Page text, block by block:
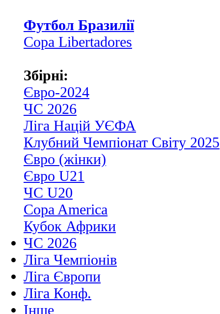
Футбол Бразилії
Copa Libertadores
Збірні:
Євро-2024
ЧС 2026
Ліга Націй УЄФА
Клубний Чемпіонат Світу 2025
Євро (жінки)
Євро U21
ЧС U20
Copa America
Кубок Африки
ЧС 2026
Ліга Чемпіонів
Ліга Європи
Ліга Конф.
Інше